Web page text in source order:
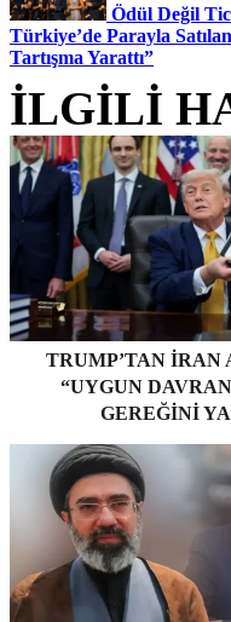
Ödül Değil
Türkiye’de Parayla
Tartışma Yarattı”
İLGİLİ
TRUMP’TAN
“UYGUN
GEREĞINI